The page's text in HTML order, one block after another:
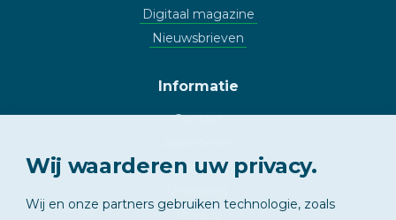
Digitaal magazine
Nieuwsbrieven
Informatie
Contact
Copyright
Wij waarderen uw privacy.
Wij en onze partners gebruiken technologie, zoals